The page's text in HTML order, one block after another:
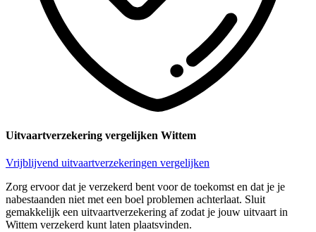
Uitvaartverzekering vergelijken Wittem
Vrijblijvend uitvaartverzekeringen vergelijken
Zorg ervoor dat je verzekerd bent voor de toekomst en dat je je
nabestaanden niet met een boel problemen achterlaat. Sluit
gemakkelijk een uitvaartverzekering af zodat je jouw uitvaart in
Wittem verzekerd kunt laten plaatsvinden.